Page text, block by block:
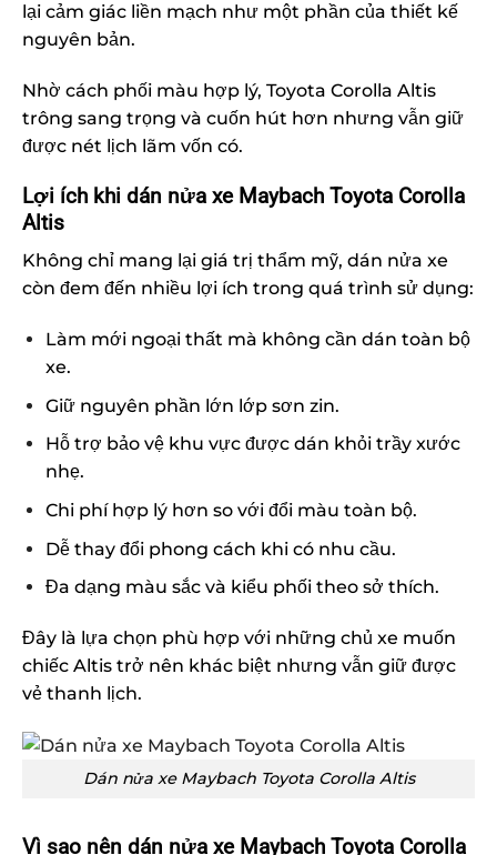
lại cảm giác liền mạch như một phần của thiết kế
nguyên bản.
Nhờ cách phối màu hợp lý, Toyota Corolla Altis
trông sang trọng và cuốn hút hơn nhưng vẫn giữ
được nét lịch lãm vốn có.
Lợi ích khi dán nửa xe Maybach Toyota Corolla
Altis
Không chỉ mang lại giá trị thẩm mỹ, dán nửa xe
còn đem đến nhiều lợi ích trong quá trình sử dụng:
Làm mới ngoại thất mà không cần dán toàn bộ
xe.
Giữ nguyên phần lớn lớp sơn zin.
Hỗ trợ bảo vệ khu vực được dán khỏi trầy xước
nhẹ.
Chi phí hợp lý hơn so với đổi màu toàn bộ.
Dễ thay đổi phong cách khi có nhu cầu.
Đa dạng màu sắc và kiểu phối theo sở thích.
Đây là lựa chọn phù hợp với những chủ xe muốn
chiếc Altis trở nên khác biệt nhưng vẫn giữ được
vẻ thanh lịch.
Dán nửa xe Maybach Toyota Corolla Altis
Vì sao nên dán nửa xe Maybach Toyota Corolla